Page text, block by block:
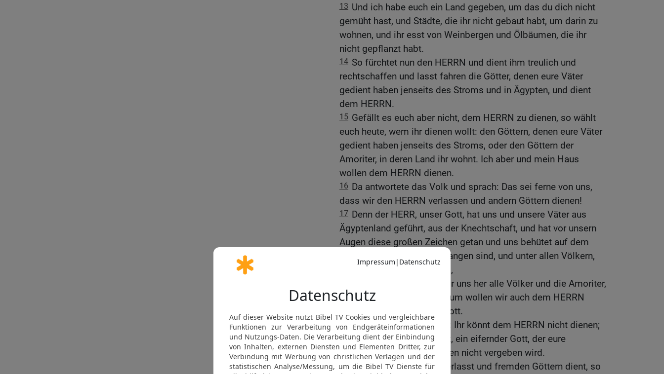
13 Und ich habe euch ein Land gegeben, um das du dich nicht
gemüht hast, und Städte, die ihr nicht gebaut habt, um darin zu
wohnen, und ihr esst von Weinbergen und Ölbäumen, die ihr
nicht gepflanzt habt.
14 So fürchtet nun den HERRN und dient ihm treulich und
rechtschaffen und lasst fahren die Götter, denen eure Väter
gedient haben jenseits des Stroms und in Ägypten, und dient
dem HERRN.
15 Gefällt es euch aber nicht, dem HERRN zu dienen, so wählt
euch heute, wem ihr dienen wollt: den Göttern, denen eure Väter
gedient haben jenseits des Stroms, oder den Göttern der
Amoriter, in deren Land ihr wohnt. Ich aber und mein Haus
wollen dem HERRN dienen.
16 Da antwortete das Volk und sprach: Das sei ferne von uns,
dass wir den HERRN verlassen und andern Göttern dienen!
17 Denn der HERR, unser Gott, hat uns und unsere Väter aus
Ägyptenland geführt, aus der Knechtschaft, und hat vor unsern
Augen diese großen Zeichen getan und uns behütet auf dem
ganzen Wege, den wir gegangen sind, und unter allen Völkern,
durch die wir gezogen sind,
und hat ausgestoßen vor uns her alle Völker und die Amoriter,
die im Lande wohnten. Darum wollen wir auch dem HERRN
dienen; denn er ist unser Gott.
19
Josua sprach zum Volk: Ihr könnt dem HERRN nicht dienen;
denn er ist ein heiliger Gott, ein eifernder Gott, der eure
Übertretung und eure Sünden nicht vergeben wird.
20 Wenn ihr den HERRN verlasst und fremden Göttern dient, so